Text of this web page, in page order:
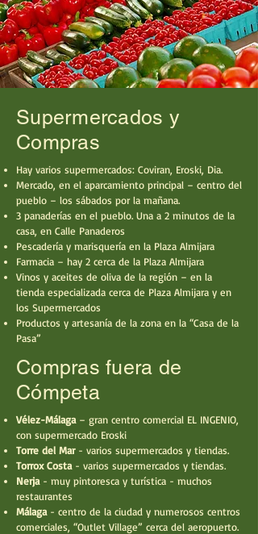
Supermercados y
Compras
Hay varios supermercados: Coviran, Eroski, Dia.
Mercado, en el aparcamiento principal – centro del
pueblo – los sábados por la mañana.
3 panaderías en el pueblo. Una a 2 minutos de la
casa, en Calle Panaderos
Pescadería y marisquería en la Plaza Almijara
Farmacia – hay 2 cerca de la Plaza Almijara
Vinos y aceites de oliva de la región – en la
tienda especializada cerca de Plaza Almijara y en
los Supermercados
Productos y artesanía de la zona en la “Casa de la
Pasa”
Compras fuera de
Cómpeta
Vélez-Málaga – gran centro comercial EL INGENIO,
con supermercado Eroski
Torre del Mar - varios supermercados y tiendas.
Torrox Costa - varios supermercados y tiendas.
Nerja - muy pintoresca y turística - muchos
restaurantes
Málaga - centro de la ciudad y numerosos centros
comerciales, “Outlet Village” cerca del aeropuerto.